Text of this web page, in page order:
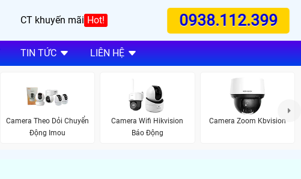
CT khuyến mãi Hot! 0938.112.399
TIN TỨC LIÊN HỆ
Camera Theo Dỏi Chuyển
Động Imou
Camera Wifi Hikvision
Báo Động
Camera Zoom Kbvision